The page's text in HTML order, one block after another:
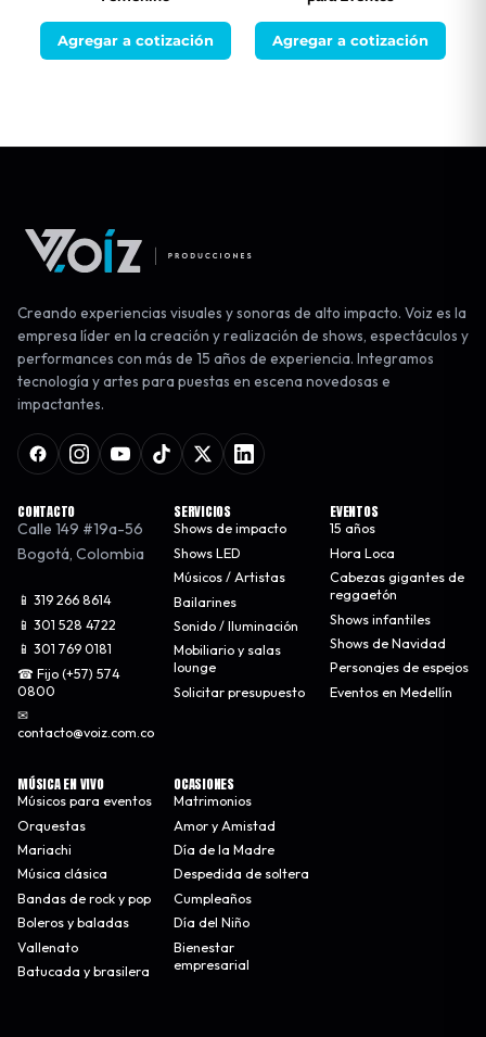
Agregar a cotización Agregar a cotización
Creando experiencias visuales y sonoras de alto impacto. Voiz es la
empresa líder en la creación y realización de shows, espectáculos y
performances con más de 15 años de experiencia. Integramos
tecnología y artes para puestas en escena novedosas e
impactantes.
CONTACTO
Calle 149 #19a-56
Bogotá, Colombia
📱 319 266 8614
📱 301 528 4722
📱 301 769 0181
☎ Fijo (+57) 574
0800
✉
contacto@voiz.com.co
SERVICIOS
Shows de impacto
Shows LED
Músicos / Artistas
Bailarines
Sonido / Iluminación
Mobiliario y salas
lounge
Solicitar presupuesto
EVENTOS
15 años
Hora Loca
Cabezas gigantes de
reggaetón
Shows infantiles
Shows de Navidad
Personajes de espejos
Eventos en Medellín
MÚSICA EN VIVO
Músicos para eventos
Orquestas
Mariachi
Música clásica
Bandas de rock y pop
Boleros y baladas
Vallenato
Batucada y brasilera
OCASIONES
Matrimonios
Amor y Amistad
Día de la Madre
Despedida de soltera
Cumpleaños
Día del Niño
Bienestar
empresarial